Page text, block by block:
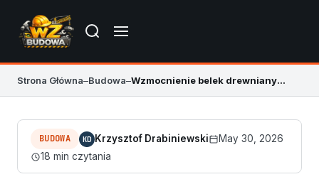
Strona Główna–Budowa– Wzmocnienie belek drewnianych stropu
BUDOWA KD Krzysztof Drabiniewski
May 30, 2026
18 min czytania